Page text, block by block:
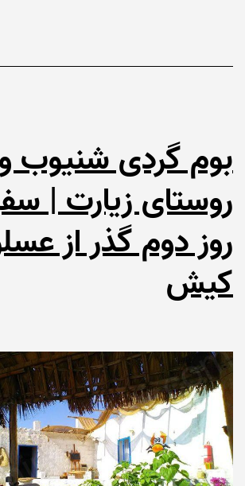
بوم گردی شنیوب و
روستای زیارت |
روز دوم گذر از
کیش